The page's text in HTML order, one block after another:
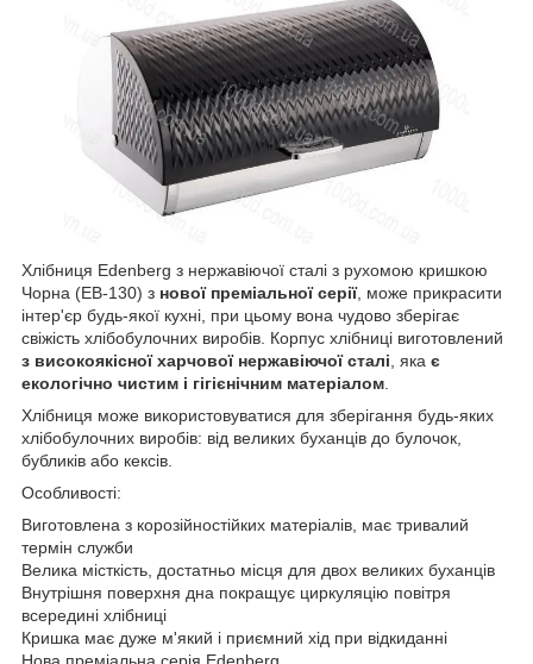
Хлібниця Edenberg з нержавіючої сталі з рухомою кришкою
Чорна (EB-130) з нової преміальної серії, може прикрасити
інтер'єр будь-якої кухні, при цьому вона чудово зберігає
свіжість хлібобулочних виробів. Корпус хлібниці виготовлений
з високоякісної харчової нержавіючої сталі, яка є
екологічно чистим і гігієнічним матеріалом.
Хлібниця може використовуватися для зберігання будь-яких
хлібобулочних виробів: від великих буханців до булочок,
бубликів або кексів.
Особливості:
Виготовлена з корозійностійких матеріалів, має тривалий
термін служби
Велика місткість, достатньо місця для двох великих буханців
Внутрішня поверхня дна покращує циркуляцію повітря
всередині хлібниці
Кришка має дуже м'який і приємний хід при відкиданні